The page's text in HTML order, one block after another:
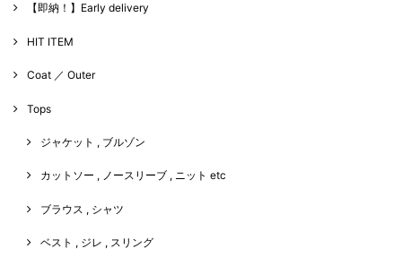
【即納！】Early delivery
HIT ITEM
Coat ／ Outer
Tops
ジャケット , ブルゾン
カットソー , ノースリーブ , ニット etc
ブラウス , シャツ
ベスト , ジレ , スリング